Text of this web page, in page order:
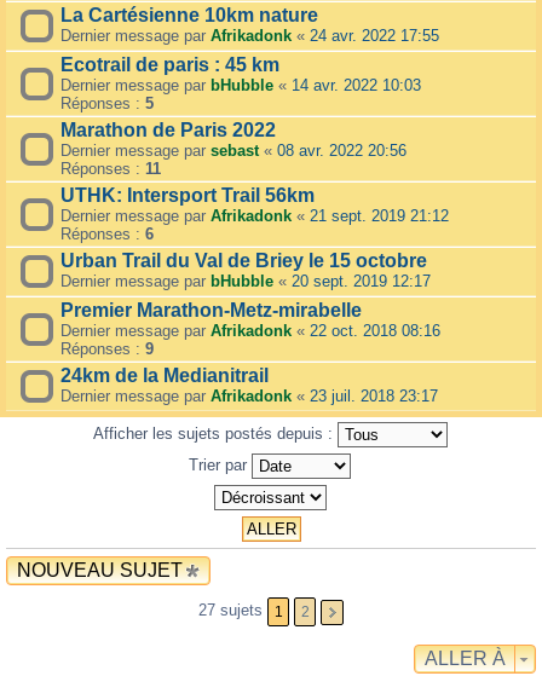
La Cartésienne 10km nature
Dernier message par Afrikadonk « 24 avr. 2022 17:55
Ecotrail de paris : 45 km
Dernier message par bHubble « 14 avr. 2022 10:03
Réponses : 5
Marathon de Paris 2022
Dernier message par sebast« 08 avr. 2022 20:56
Réponses : 11
UTHK: Intersport Trail 56km
Dernier message par Afrikadonk « 21 sept. 2019 21:12
Réponses : 6
Urban Trail du Val de Briey le 15 octobre
Dernier message par bHubble « 20 sept. 2019 12:17
Premier Marathon-Metz-mirabelle
Dernier message par Afrikadonk « 22 oct. 2018 08:16
Réponses : 9
24km de la Medianitrail
Dernier message par Afrikadonk « 23 juil. 2018 23:17
Afficher les sujets postés depuis :
Trier par
NOUVEAU SUJET
27 sujets 1 2
ALLER À